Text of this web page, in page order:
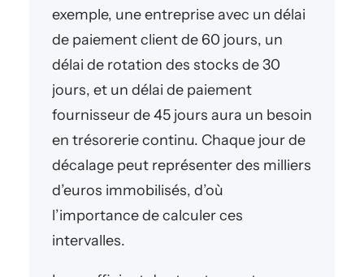
exemple, une entreprise avec un délai
de paiement client de 60 jours, un
délai de rotation des stocks de 30
jours, et un délai de paiement
fournisseur de 45 jours aura un besoin
en trésorerie continu. Chaque jour de
décalage peut représenter des milliers
d’euros immobilisés, d’où
l’importance de calculer ces
intervalles.